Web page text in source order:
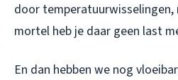
door
mortel heb je daar geen last
En dan hebben we nog